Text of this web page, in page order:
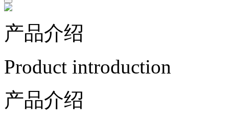
产品介绍
Product introduction
产品介绍